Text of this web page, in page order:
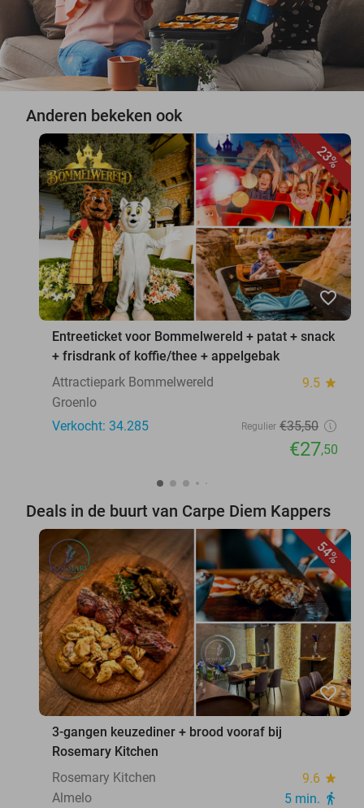
Anderen bekeken ook
23%
favorite_border
Entreeticket voor Bommelwereld + patat + snack
+ frisdrank of koffie/thee + appelgebak
Attractiepark Bommelwereld
9.5 star
Groenlo
Verkocht: 34.285
Regulier €35,50
€27,50
Deals in de buurt van Carpe Diem Kappers
54%
favorite_border
3-gangen keuzediner + brood vooraf bij
Rosemary Kitchen
Rosemary Kitchen
9.6 star
Almelo 5 min. directions_walk